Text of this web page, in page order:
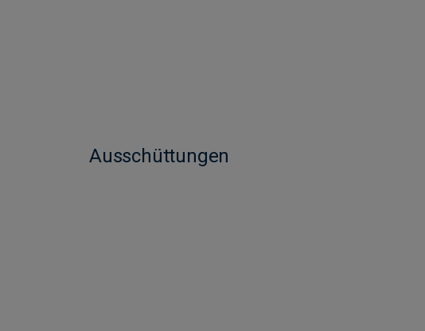
Ausschüttungen